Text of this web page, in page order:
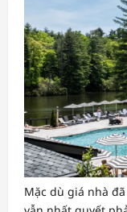
Mặc dù giá nhà